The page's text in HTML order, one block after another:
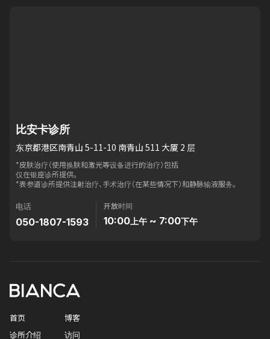
比安卡诊所
东京都港区南青山 5-11-10 南青山 511 大厦 2 层
*皮肤治疗（使用换肤和激光等设备进行的治疗）包括
仅在银座诊所提供。
*表参道诊所提供注射治疗、手术治疗（在某些情况下）和静脉输液服务。
电话
050-1807-1593
开放时间
10:00 上午 ~ 7:00下午
首页
诊所介绍
博客
访问